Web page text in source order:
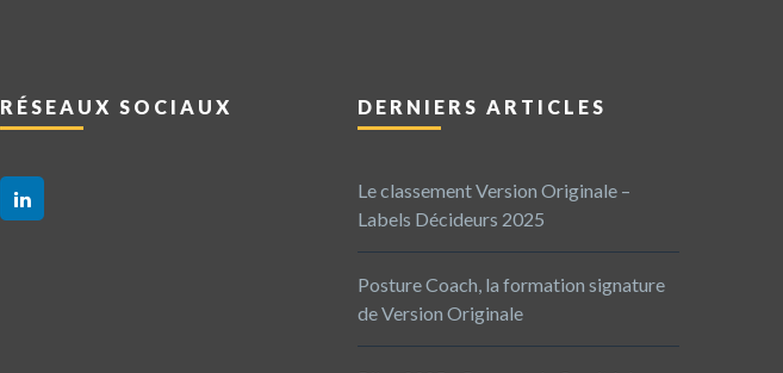
RÉSEAUX SOCIAUX DERNIERS ARTICLES
Le classement Version Originale –
Labels Décideurs 2025
Posture Coach, la formation signature
de Version Originale